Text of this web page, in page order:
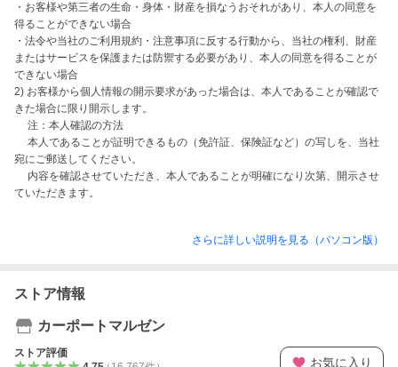
・お客様や第三者の生命・身体・財産を損なうおそれがあり、本人の同意を
得ることができない場合
・法令や当社のご利用規約・注意事項に反する行動から、当社の権利、財産
またはサービスを保護または防禦する必要があり、本人の同意を得ることが
できない場合
2) お客様から個人情報の開示要求があった場合は、本人であることが確認で
きた場合に限り開示します。
注：本人確認の方法
本人であることが証明できるもの（免許証、保険証など）の写しを、当社
宛にご郵送してください。
内容を確認させていただき、本人であることが明確になり次第、開示させ
ていただきます。
さらに詳しい説明を見る（パソコン版）
ストア情報
カーポートマルゼン
ストア評価
お気に入り